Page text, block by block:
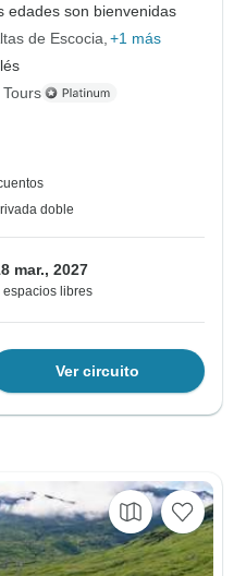
edades son bienvenidas
de Escocia +1 más
doble
mar., 2027
espacios libres
Ver circuito